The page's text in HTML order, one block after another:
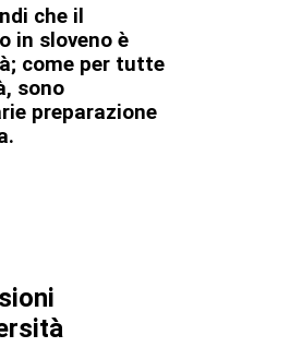
che il
in sloveno è
come per tutte
sono
preparazione